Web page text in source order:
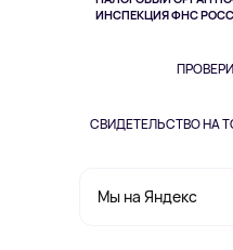
ИНСПЕКЦИЯ ФНС
СВИДЕТЕЛЬСТВО НА
Мы на Яндекс
Одежда и аксессуары